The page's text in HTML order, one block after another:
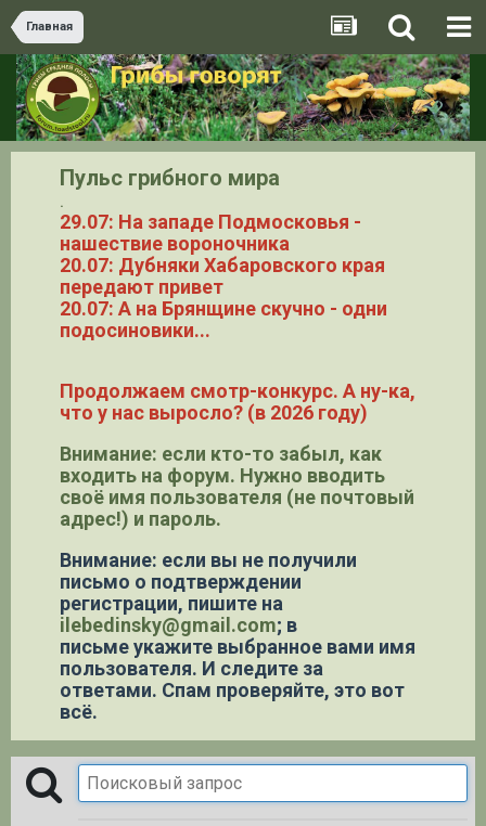
Главная
Пульс грибного мира
.
29.07: На западе Подмосковья -
нашествие вороночника
20.07: Дубняки Хабаровского края
передают привет
20.07: А на Брянщине скучно - одни
подосиновики...
Продолжаем смотр-конкурс. А ну-ка,
что у нас выросло? (в 2026 году)
Внимание: если кто-то забыл, как
входить на форум. Нужно вводить
своё имя пользователя (не почтовый
адрес!) и пароль.
Внимание: если вы не получили
письмо о подтверждении
регистрации, пишите на
ilebedinsky@gmail.com; в
письме укажите выбранное вами имя
пользователя. И следите за
ответами. Спам проверяйте, это вот
всё.